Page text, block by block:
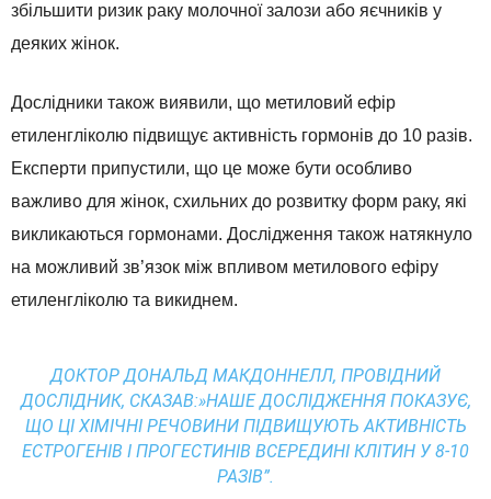
збільшити ризик раку молочної залози або яєчників у
деяких жінок.
Дослідники також виявили, що метиловий ефір
етиленгліколю підвищує активність гормонів до 10 разів.
Експерти припустили, що це може бути особливо
важливо для жінок, схильних до розвитку форм раку, які
викликаються гормонами. Дослідження також натякнуло
на можливий зв’язок між впливом метилового ефіру
етиленгліколю та викиднем.
ДОКТОР ДОНАЛЬД МАКДОННЕЛЛ, ПРОВІДНИЙ
ДОСЛІДНИК, СКАЗАВ:»НАШЕ ДОСЛІДЖЕННЯ ПОКАЗУЄ,
ЩО ЦІ ХІМІЧНІ РЕЧОВИНИ ПІДВИЩУЮТЬ АКТИВНІСТЬ
ЕСТРОГЕНІВ І ПРОГЕСТИНІВ ВСЕРЕДИНІ КЛІТИН У 8-10
РАЗІВ”.